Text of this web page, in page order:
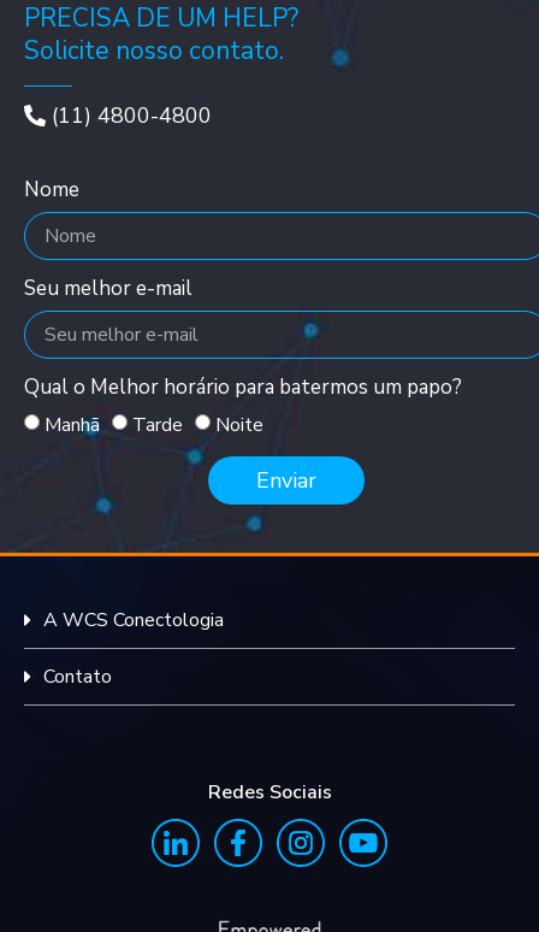
PRECISA DE UM HELP?
Solicite nosso contato.
(11) 4800-4800
Nome
Seu melhor e-mail
Qual o Melhor horário para batermos um papo?
Manhã Tarde Noite
Enviar
A WCS Conectologia
Contato
Redes Sociais